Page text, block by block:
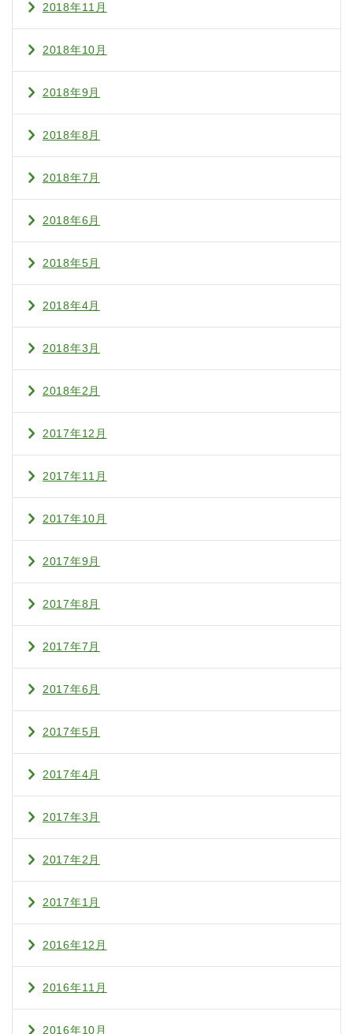
2018年11月
2018年10月
2018年9月
2018年8月
2018年7月
2018年6月
2018年5月
2018年4月
2018年3月
2018年2月
2017年12月
2017年11月
2017年10月
2017年9月
2017年8月
2017年7月
2017年6月
2017年5月
2017年4月
2017年3月
2017年2月
2017年1月
2016年12月
2016年11月
2016年10月